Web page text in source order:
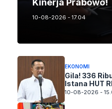
Kinerja Prabowo!
10-08-2026 - 17.04
EKONOMI
Gila! 336
Istana HUT
10-08-2026 -